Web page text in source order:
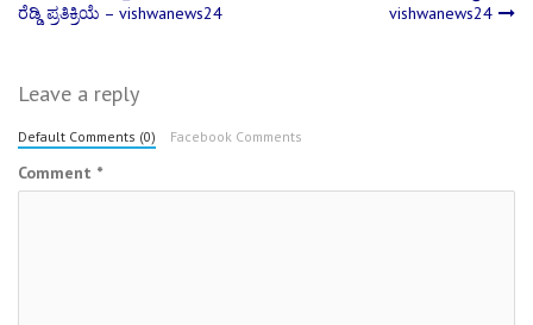
ರೆಡ್ಡಿ ಪ್ರತಿಕ್ರಿಯೆ – vishwanews24
vishwanews24
Leave a reply
Default Comments (0) Facebook Comments
Comment *